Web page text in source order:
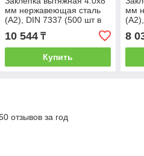
мм нержавеющая сталь
(А2), DIN 7337 (500 шт в
уп.) (STARFIX) (SM-49179-
500)
10 544₸
Купить
мм
250)
8
отзывов за год